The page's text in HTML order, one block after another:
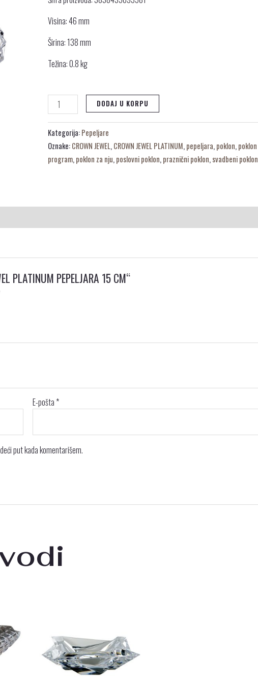
Visina: 46 mm
Širina: 138 mm
Težina: 0.8 kg
količina
DODAJ U KORPU
Kategorija:Pepeljare
Oznake:CROWN JEWEL,CROWN JEWEL PLATINUM,pepeljara,poklon,poklon
program,poklon za nju,poslovni poklon,praznični poklon,svadbeni poklon
PLATINUM PEPELJARA 15 CM“
E-pošta *
put kada komentarišem.